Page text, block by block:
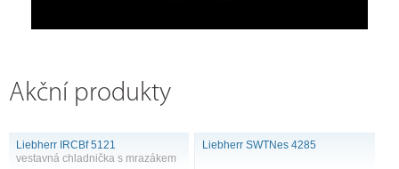
Akční produkty
Liebherr IRCBf 5121
vestavná chladnička s mrazákem
Liebherr SWTNes 4285